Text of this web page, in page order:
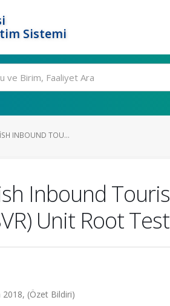
Sistemi
INBOUND TOU...
Inbound
Unit Root Test
(Özet Bildiri)